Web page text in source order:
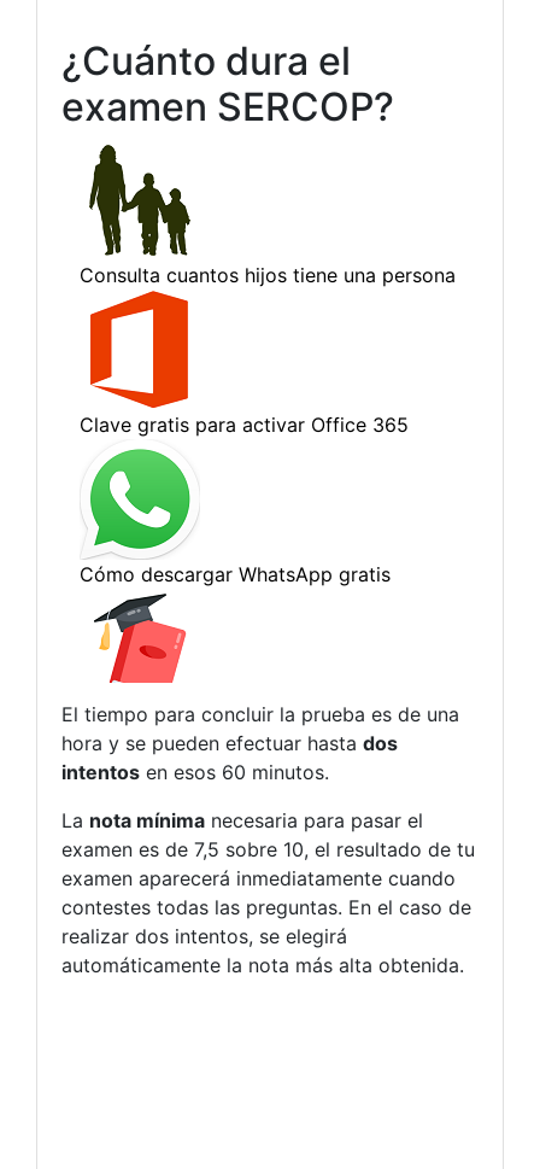
¿Cuánto dura el
examen SERCOP?
El tiempo para concluir la prueba es de una
hora y se pueden efectuar hasta dos
intentos en esos 60 minutos.
La nota mínima necesaria para pasar el
examen es de 7,5 sobre 10, el resultado de tu
examen aparecerá inmediatamente cuando
contestes todas las preguntas. En el caso de
realizar dos intentos, se elegirá
automáticamente la nota más alta obtenida.